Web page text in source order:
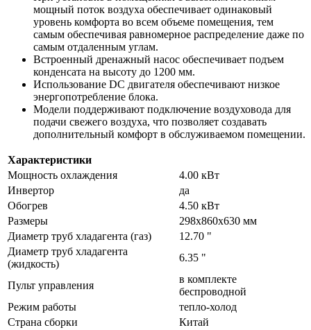
мощный поток воздуха обеспечивает одинаковый
уровень комфорта во всем объеме помещения, тем
самым обеспечивая равномерное распределение даже по
самым отдаленным углам.
Встроенный дренажный насос обеспечивает подъем
конденсата на высоту до 1200 мм.
Использование DC двигателя обеспечивают низкое
энергопотребление блока.
Модели поддерживают подключение воздуховода для
подачи свежего воздуха, что позволяет создавать
дополнительный комфорт в обслуживаемом помещении.
Характеристики
Мощность охлаждения
4.00 кВт
Инвертор
да
Обогрев
4.50 кВт
Размеры
298х860х630 мм
Диаметр труб хладагента (газ)
12.70 "
Диаметр труб хладагента
(жидкость)
6.35 "
Пульт управления
в комплекте
беспроводной
Режим работы
тепло-холод
Страна сборки
Китай